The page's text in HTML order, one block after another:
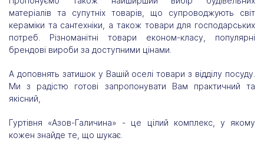
матеріалів та супутніх товарів, що супроводжують світ
кераміки та сантехніки, а також товари для господарських
потреб. Різноманітні товари економ-класу, популярні
брендові вироби за доступними цінами.
А доповнять затишок у Вашій оселі товари з відділу посуду.
Ми з радістю готові запропонувати Вам практичний та
якісний,
Гуртівня «Азов-Галичина» - це цілий комплекс, у якому
кожен знайде те, що шукає.